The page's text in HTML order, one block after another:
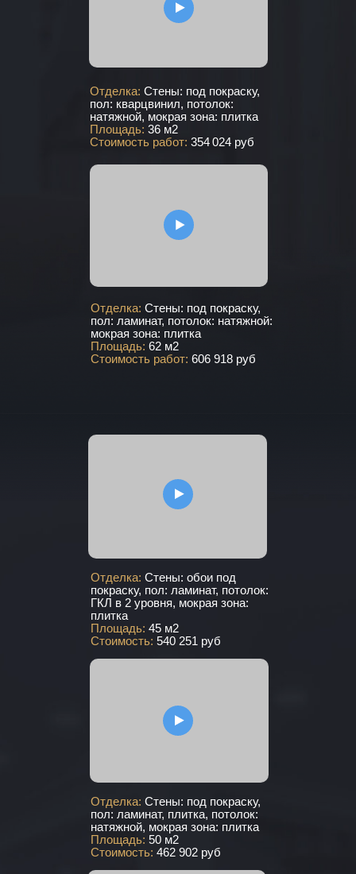
Отделка: Стены: под покраску,
пол: кварцвинил, потолок:
натяжной, мокрая зона: плитка
Площадь: 36 м2
Стоимость работ: 354 024 руб
Отделка: Стены: под покраску,
пол: ламинат, потолок: натяжной:
мокрая зона: плитка
Площадь: 62 м2
Стоимость работ: 606 918 руб
Отделка: Стены: обои под
покраску, пол: ламинат, потолок:
ГКЛ в 2 уровня, мокрая зона:
плитка
Площадь: 45 м2
Стоимость: 540 251 руб
Отделка: Стены: под покраску,
пол: ламинат, плитка, потолок:
натяжной, мокрая зона: плитка
Площадь: 50 м2
Стоимость: 462 902 руб